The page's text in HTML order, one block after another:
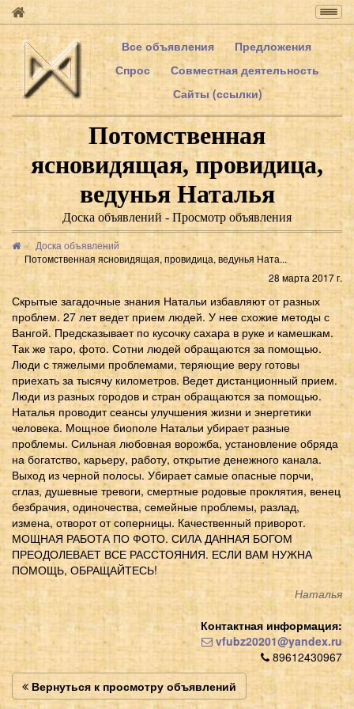
Все объявления
Предложения
Спрос
Совместная деятельность
Сайты (ссылки)
Потомственная
ясновидящая, провидица,
ведунья Наталья
Доска объявлений - Просмотр объявления
Доска объявлений
Потомственная ясновидящая, провидица, ведунья Ната...
28 марта 2017 г.
Скрытые загадочные знания Натальи избавляют от разных
проблем. 27 лет ведет прием людей. У нее схожие методы с
Вангой. Предсказывает по кусочку сахара в руке и камешкам.
Так же таро, фото. Сотни людей обращаются за помощью.
Люди с тяжелыми проблемами, теряющие веру готовы
приехать за тысячу километров. Ведет дистанционный прием.
Люди из разных городов и стран обращаются за помощью.
Наталья проводит сеансы улучшения жизни и энергетики
человека. Мощное биополе Натальи убирает разные
проблемы. Сильная любовная ворожба, установление обряда
на богатство, карьеру, работу, открытие денежного канала.
Выход из черной полосы. Убирает самые опасные порчи,
сглаз, душевные тревоги, смертные родовые проклятия, венец
безбрачия, одиночества, семейные проблемы, разлад,
измена, отворот от соперницы. Качественный приворот.
МОЩНАЯ РАБОТА ПО ФОТО. СИЛА ДАННАЯ БОГОМ
ПРЕОДОЛЕВАЕТ ВСЕ РАССТОЯНИЯ. ЕСЛИ ВАМ НУЖНА
ПОМОЩЬ, ОБРАЩАЙТЕСЬ!
Наталья
Контактная информация:
vfubz20201@yandex.ru
89612430967
Вернуться к просмотру объявлений